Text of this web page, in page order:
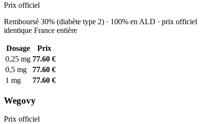
Prix officiel
Remboursé 30% (diabète type 2) · 100% en ALD · prix officiel
identique France entière
Dosage
Prix
0,25 mg 77.60 €
0,5 mg
77.60 €
1 mg
77.60 €
Wegovy
Prix officiel